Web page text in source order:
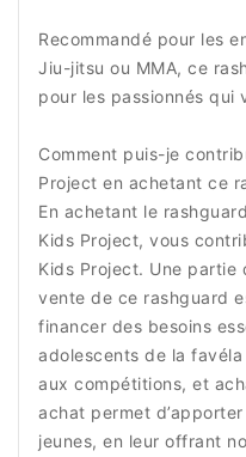
Recommandé pour les
Jiu-jitsu ou MMA, ce
pour les passionnés qui
Comment puis-je
Project en achetant ce
En achetant le
Kids Project, vous
Kids Project. Une partie
vente de ce rashguard
financer des besoins
adolescents de la
aux compétitions, et
achat permet
jeunes, en leur offrant